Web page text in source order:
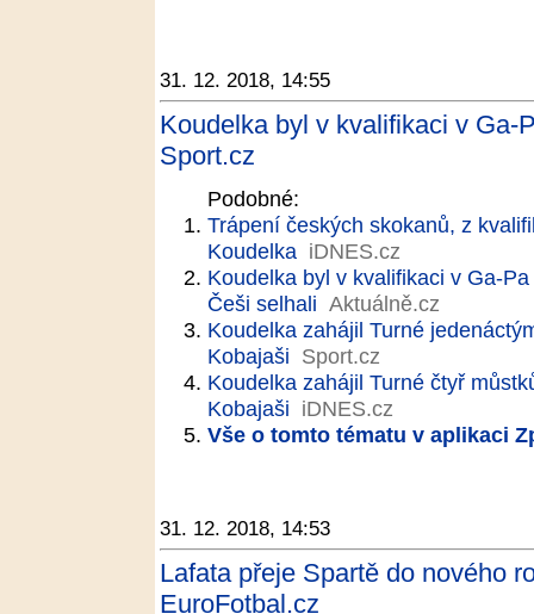
31. 12. 2018, 14:55
Koudelka byl v kvalifikaci v Ga-
Sport.cz
Podobné:
Trápení českých skokanů, z
Koudelka iDNES.cz
Koudelka byl v kvalifikaci v Ga-
Češi selhali Aktuálně.cz
Koudelka zahájil Turné
Kobajaši Sport.cz
Koudelka zahájil Turné čtyř
Kobajaši iDNES.cz
Vše o tomto tématu v aplikaci
31. 12. 2018, 14:53
Lafata přeje Spartě do nového
EuroFotbal.cz